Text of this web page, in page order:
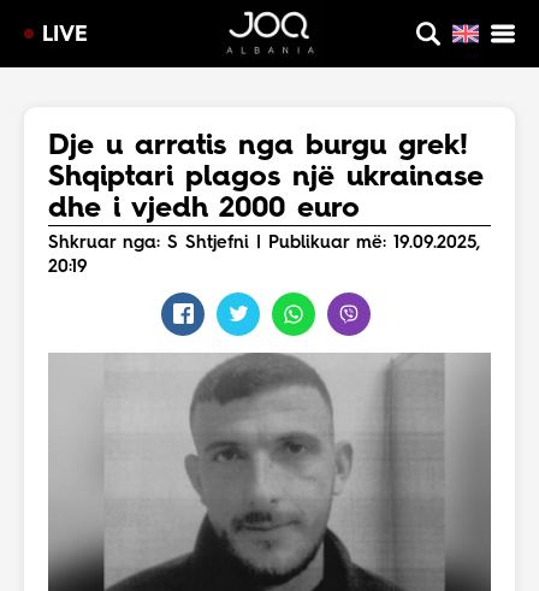
LIVE
Dje u arratis nga burgu grek!
Shqiptari plagos një ukrainase
dhe i vjedh 2000 euro
Shkruar nga: S Shtjefni | Publikuar më: 19.09.2025,
20:19